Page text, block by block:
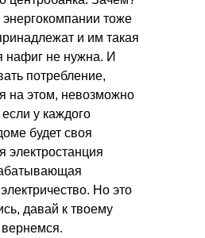
энергокомпании тоже
и им такая
нафиг не нужна. И
потребление,
на этом, невозможно
у каждого
будет своя
электростанция
Но это
давай к твоему